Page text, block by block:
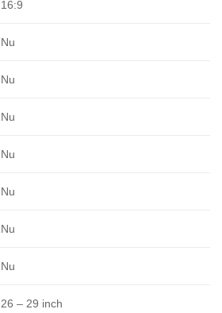
16:9
Nu
Nu
Nu
Nu
Nu
Nu
Nu
26 – 29 inch